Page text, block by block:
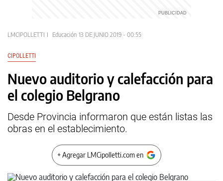
LMCIPOLLETTI Educación 13 DE JUNIO 2019 - 00:55
CIPOLLETTI
Nuevo auditorio y calefacción para
el colegio Belgrano
Desde Provincia informaron que están listas las
obras en el establecimiento.
+ Agregar LMCipolletti.com en